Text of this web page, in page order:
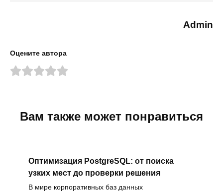
Admin
Оцените автора
Вам также может понравиться
Оптимизация PostgreSQL: от поиска
узких мест до проверки решения
В мире корпоративных баз данных